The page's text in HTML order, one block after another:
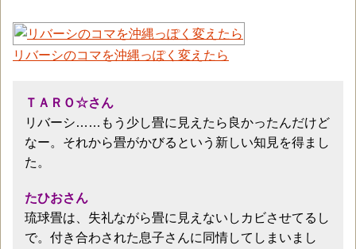
リバーシのコマを沖縄っぽく変えたら
ＴＡＲＯ☆さん
リバーシ……もう少し畳に見えたら良かったんだけど
なー。それから畳がかびるという新しい知見を得まし
た。
たひおさん
琉球畳は、失礼ながら畳に見えないしカビさせてるし
で。付き合わされた息子さんに同情してしまいまし